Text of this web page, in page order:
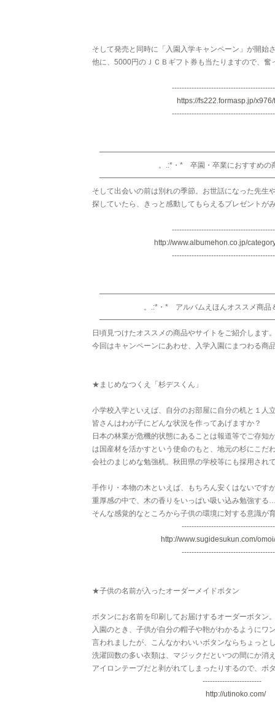
そして発売と同時に「入園入学キャンペーン」が開始
他に、5000円のＪＣＢギフト券も当たりますので、奮
https://fs222.formasp.jp/
。.:*・* 卒園・卒業におすすめの
そして出会いの前は別れの季節。お世話になった先生
探していたら、きっと感動してもらえるプレゼントが
http://www.albumehon.co.jp/
。.:*・* アルバムえほんオススメ商品
日頃見つけたオススメの商品やサイトをご紹介します
今回はキャンペーンにあわせ、入学入園にまつわる商
★まじめなつくえ「杉デスくん」
小学校入学といえば、自分のお部屋に自分の机と１人
皆さんはわが子にどんな状況を作ってあげますか？
日本の林業が危機的状態にあることは報道等でご存知
は国産材を活かすという使命のもと、地元の杉にこだ
会社のまじめな勉強机。秋田県の学校等にも採用され
手作り・本物の木といえば、もちろん安くはないです
重厚感の中で、木の香りをいっぱい吸い込み勉強する
そんな感覚的なところから子供の環境に対する意識が
http://www.sugidesukun.com/
★子供の名前が入ったオーダーメイドボタン
ボタンにお名前を印刷してお届けするオーダーボタン
入園のとき、子供が自分の帽子や鞄がわかるようにワ
言われましたが、こんなかわいいボタンならちょっと
洗濯回数の多い衣類は、マジックだといつの間にか消
アイロンテープだと剥がれてしまったりするので、ボ
------------------------
http://utinoko.com/